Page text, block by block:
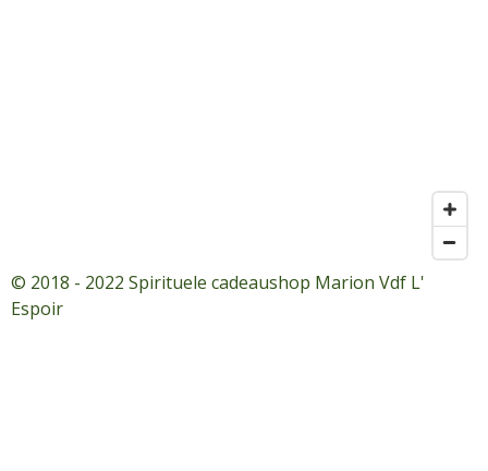
© 2018 - 2022 Spirituele cadeaushop Marion Vdf L'
Espoir